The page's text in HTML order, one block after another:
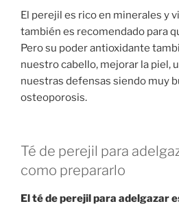
El perejil es rico en minerales y
también es recomendado para
Pero su poder antioxidante
nuestro cabello, mejorar la piel,
nuestras defensas siendo muy
osteoporosis.
Té de perejil para
como prepararlo
El té de perejil para adelgazar